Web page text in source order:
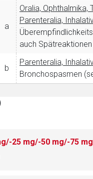
a
Oralia, Ophthalmika,
Parenteralia,
auch Spätreaktionen
b
Parenteralia,
Bronchospasmen
Seite